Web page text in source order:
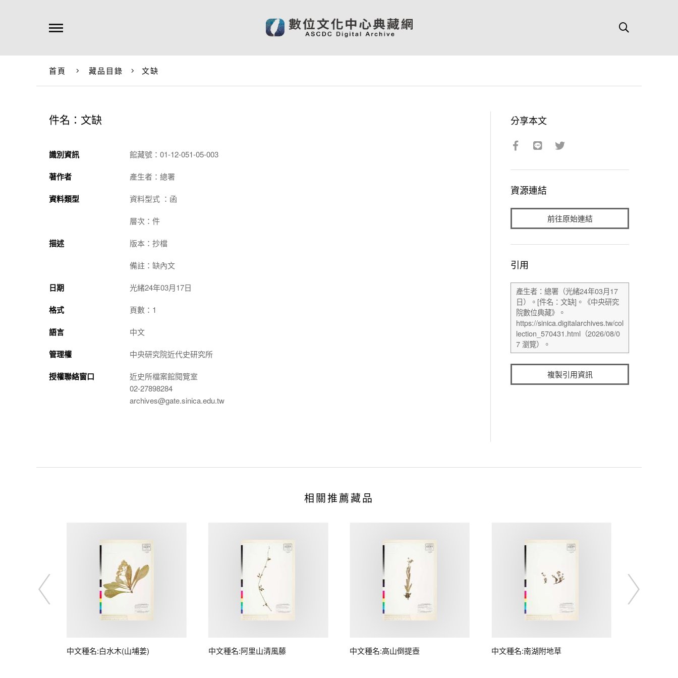
首頁 藏品目錄 文缺
件名：文缺
識別資訊 館藏號：01-12-051-05-003
著作者 產生者：總署
資料類型 資料型式 ：函
層次：件
描述 版本：抄檔
備註：缺內文
日期 光緒24年03月17日
格式 頁數：1
語言 中文
管理權 中央研究院近代史研究所
授權聯絡窗口
近史所檔案館閱覽室
02-27898284
archives@gate.sinica.edu.tw
分享本文
資源連結
前往原始連結
引用
複製引用資訊
相關推薦藏品
中文種名:白水木(山埔姜) 中文種名:阿里山清風藤 中文種名:高山倒提壺 中文種名:南湖附地草